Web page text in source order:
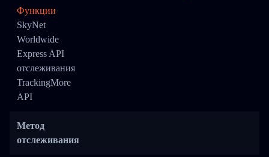
Функции
SkyNet
Worldwide
Express API
отслеживания
TrackingMore
API
Метод
отслеживания